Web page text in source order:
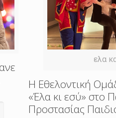
ελα
Η Εθελοντική
«Έλα κι εσύ» στο
Προστασίας